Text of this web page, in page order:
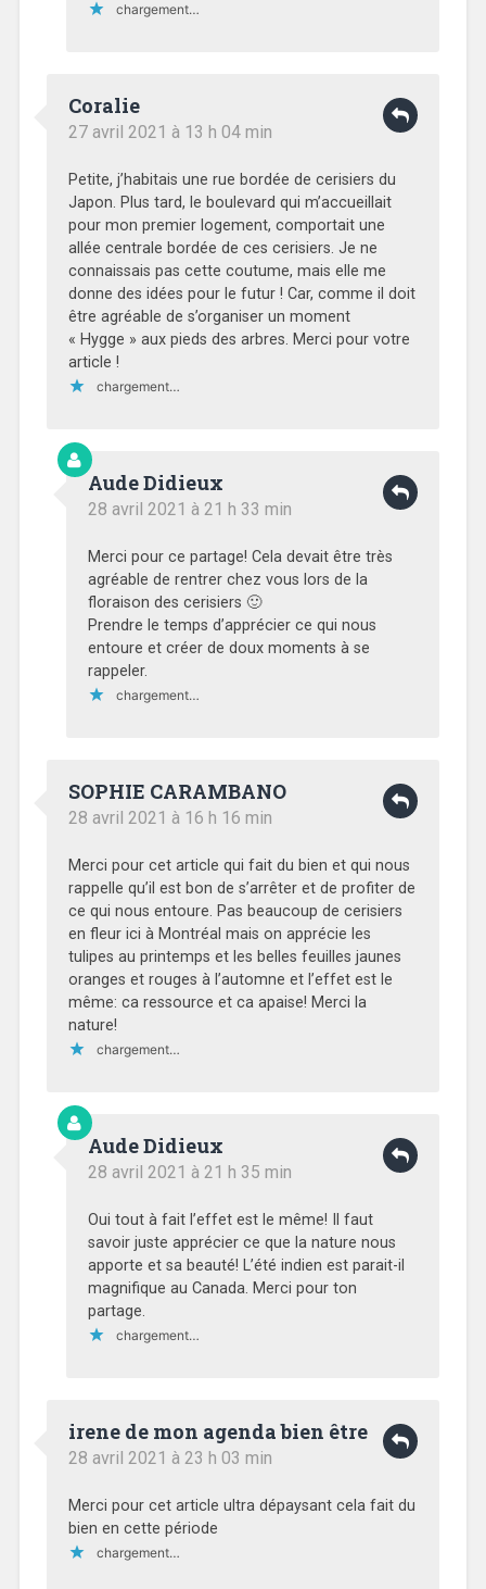
chargement…
Coralie
27 avril 2021 à 13 h 04 min
Petite, j’habitais une rue bordée de cerisiers du
Japon. Plus tard, le boulevard qui m’accueillait
pour mon premier logement, comportait une
allée centrale bordée de ces cerisiers. Je ne
connaissais pas cette coutume, mais elle me
donne des idées pour le futur ! Car, comme il doit
être agréable de s’organiser un moment
« Hygge » aux pieds des arbres. Merci pour votre
article !
chargement…
Aude Didieux
28 avril 2021 à 21 h 33 min
Merci pour ce partage! Cela devait être très
agréable de rentrer chez vous lors de la
floraison des cerisiers 🙂
Prendre le temps d’apprécier ce qui nous
entoure et créer de doux moments à se
rappeler.
chargement…
SOPHIE CARAMBANO
28 avril 2021 à 16 h 16 min
Merci pour cet article qui fait du bien et qui nous
rappelle qu’il est bon de s’arrêter et de profiter de
ce qui nous entoure. Pas beaucoup de cerisiers
en fleur ici à Montréal mais on apprécie les
tulipes au printemps et les belles feuilles jaunes
oranges et rouges à l’automne et l’effet est le
même: ca ressource et ca apaise! Merci la
nature!
chargement…
Aude Didieux
28 avril 2021 à 21 h 35 min
Oui tout à fait l’effet est le même! Il faut
savoir juste apprécier ce que la nature nous
apporte et sa beauté! L’été indien est parait-il
magnifique au Canada. Merci pour ton
partage.
chargement…
irene de mon agenda bien être
28 avril 2021 à 23 h 03 min
Merci pour cet article ultra dépaysant cela fait du
bien en cette période
chargement…